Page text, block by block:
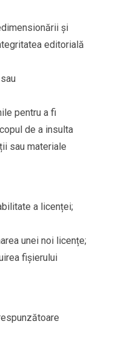
și
editorială
pentru a fi
de a insulta
sau materiale
a licenței;
unei noi licențe;
fișierului